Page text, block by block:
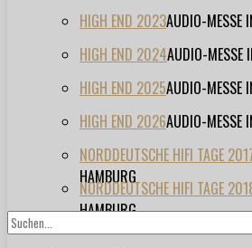
HIGH END 2023AUDIO-MESSE
HIGH END 2024AUDIO-MESSE
HIGH END 2025AUDIO-MESSE
HIGH END 2026AUDIO-MESSE
NORDDEUTSCHE HIFI TAGE
HAMBURG
NORDDEUTSCHE HIFI TAGE
HAMBURG